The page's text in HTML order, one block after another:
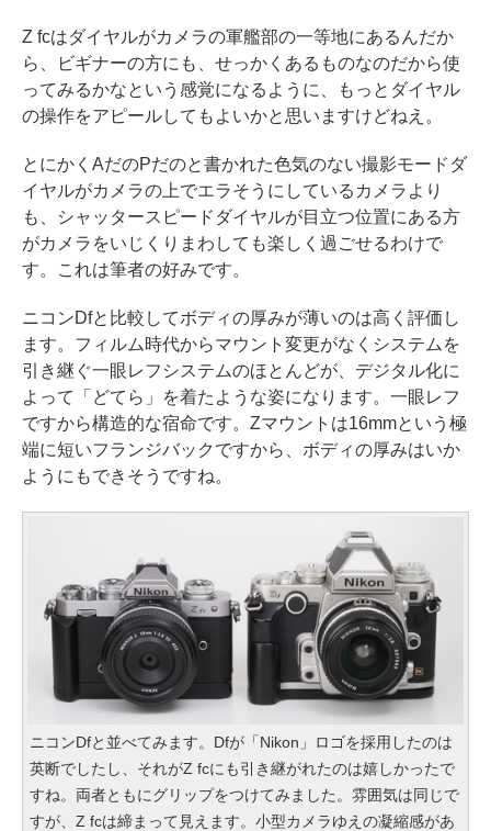
Z fcはダイヤルがカメラの軍艦部の一等地にあるんだか
ら、ビギナーの方にも、せっかくあるものなのだから使
ってみるかなという感覚になるように、もっとダイヤル
の操作をアピールしてもよいかと思いますけどねえ。
とにかくAだのPだのと書かれた色気のない撮影モードダ
イヤルがカメラの上でエラそうにしているカメラより
も、シャッタースピードダイヤルが目立つ位置にある方
がカメラをいじくりまわしても楽しく過ごせるわけで
す。これは筆者の好みです。
ニコンDfと比較してボディの厚みが薄いのは高く評価し
ます。フィルム時代からマウント変更がなくシステムを
引き継ぐ一眼レフシステムのほとんどが、デジタル化に
よって「どてら」を着たような姿になります。一眼レフ
ですから構造的な宿命です。Zマウントは16mmという極
端に短いフランジバックですから、ボディの厚みはいか
ようにもできそうですね。
ニコンDfと並べてみます。Dfが「Nikon」ロゴを採用したのは
英断でしたし、それがZ fcにも引き継がれたのは嬉しかったで
すね。両者ともにグリップをつけてみました。雰囲気は同じで
すが、Z fcは締まって見えます。小型カメラゆえの凝縮感があ